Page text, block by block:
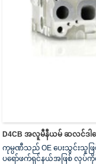
D4CB အလူမီနီယမ် ဆလင်ဒါခေ
ကုမ္ပဏီသည် OE ပေးသွင်းသူဖြ
ပရော်ဖက်ရှင်နယ်အဖြစ် လုပ်